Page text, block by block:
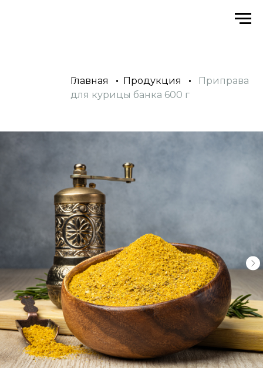
Главная • Продукция •
Приправа
для курицы банка 600 г